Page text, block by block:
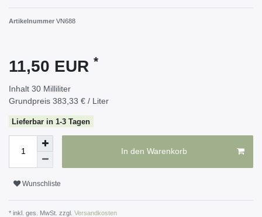
Artikelnummer VN688
11,50 EUR *
Inhalt 30 Milliliter
Grundpreis 383,33 € / Liter
Lieferbar in 1-3 Tagen
In den Warenkorb
Wunschliste
* inkl. ges. MwSt. zzgl. Versandkosten